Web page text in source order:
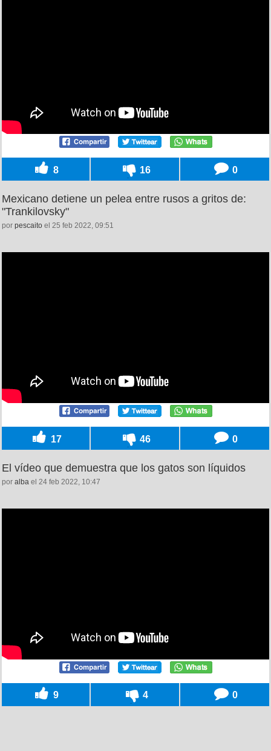
8 16 0
Mexicano detiene un pelea entre rusos a gritos de:
"Trankilovsky"
por pescaito el 25 feb 2022, 09:51
17 46 0
El vídeo que demuestra que los gatos son líquidos
por alba el 24 feb 2022, 10:47
9 4 0